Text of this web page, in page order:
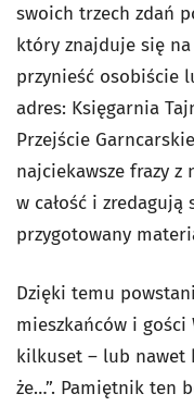
swoich trzech zdań
który znajduje się na
przynieść osobiście
adres: Księgarnia
Przejście
najciekawsze frazy z
w całość i
przygotowany
Dzięki temu
mieszkańców i gości
kilkuset – lub nawet
że…”. Pamiętnik ten